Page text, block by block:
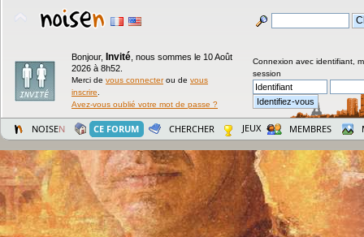
Bonjour, Invité nous sommes le 10 Août
2026 à 8h52.
Merci de vous connecterou de vous
inscrire
Avez-vous oublié votre mot de passe ?
Connexion avec identifiant,
session
NOISEN CE FORUM CHERCHER JEUX MEMBRES